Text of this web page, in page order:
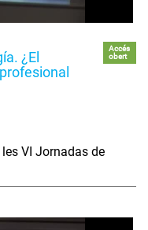
¿El
Accés
obert
VI Jornadas de